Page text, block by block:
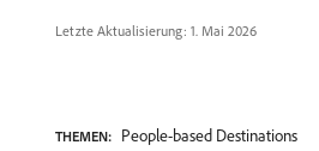
Letzte Aktualisierung: 1. Mai 2026
THEMEN: People-based Destinations